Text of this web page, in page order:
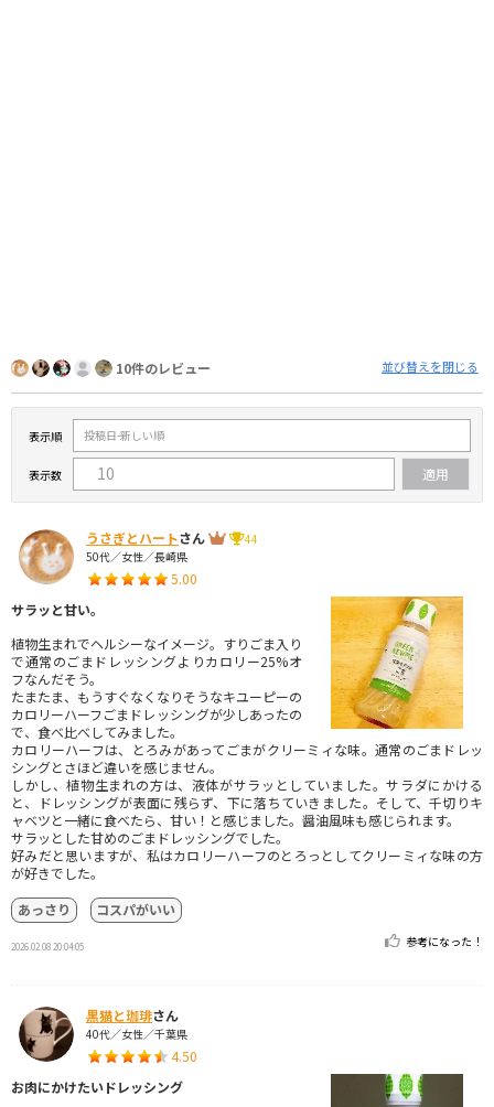
10件のレビュー 並び替えを閉じる
表示順
表示数
うさぎとハートさん
44
50代／女性／長崎県
5.00
サラッと甘い。
植物生まれでヘルシーなイメージ。すりごま入り
で通常のごまドレッシングよりカロリー25%オ
フなんだそう。
たまたま、もうすぐなくなりそうなキユーピーの
カロリーハーフごまドレッシングが少しあったの
で、食べ比べしてみました。
カロリーハーフは、とろみがあってごまがクリーミィな味。通常のごまドレッ
シングとさほど違いを感じません。
しかし、植物生まれの方は、液体がサラッとしていました。サラダにかける
と、ドレッシングが表面に残らず、下に落ちていきました。そして、千切りキ
ャベツと一緒に食べたら、甘い！と感じました。醤油風味も感じられます。
サラッとした甘めのごまドレッシングでした。
好みだと思いますが、私はカロリーハーフのとろっとしてクリーミィな味の方
が好きでした。
あっさり
コスパがいい
2026.02.08 20:04:05 参考になった！
黒猫と珈琲さん
40代／女性／千葉県
4.50
お肉にかけたいドレッシング